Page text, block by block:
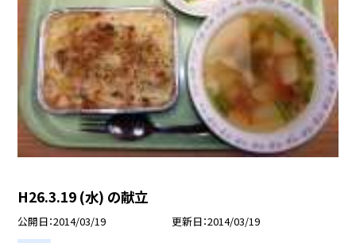
H26.3.19 (水) の献立
公開日 2014/03/19 更新日 2014/03/19